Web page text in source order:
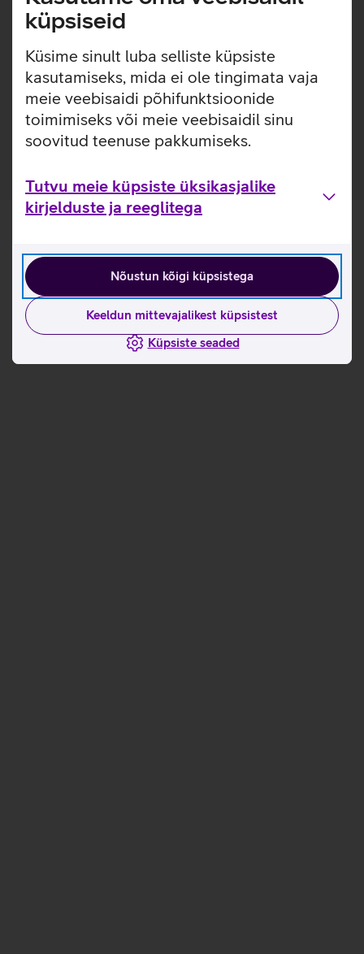
küpsiseid
Küsime sinult luba selliste küpsiste
kasutamiseks, mida ei ole tingimata vaja
meie veebisaidi põhifunktsioonide
toimimiseks või meie veebisaidil sinu
soovitud teenuse pakkumiseks.
Tutvu meie küpsiste üksikasjalike
kirjelduste ja reeglitega
Nõustun kõigi küpsistega
Keeldun mittevajalikest küpsistest
Küpsiste seaded
Lisainfo
telefoni esi- ja tagakülge, kaitstes telefoni mõlemalt poolt.
Samsung Smart View kaitsekaante nutikas väljalõige kuvab
vajaliku informatsiooni, näiteks sissetuleva kõne teavitust.
Kaaned on valmistatud taaskasutatud materjalidest.